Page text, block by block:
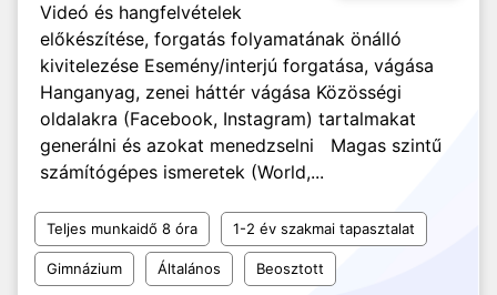
Videó és hangfelvételek
előkészítése, forgatás folyamatának önálló
kivitelezése Esemény/interjú forgatása, vágása
Hanganyag, zenei háttér vágása Közösségi
oldalakra (Facebook, Instagram) tartalmakat
generálni és azokat menedzselni Magas szintű
számítógépes ismeretek (World,...
Teljes munkaidő 8 óra 1-2 év szakmai tapasztalat
Gimnázium Általános Beosztott